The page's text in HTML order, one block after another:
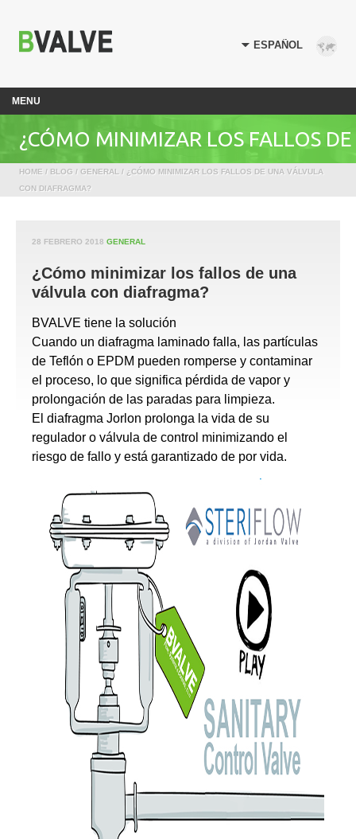
MENU
¿CÓMO MINIMIZAR LOS FALLOS DE
UNA VÁLVULA CON DIAFRAGMA?
HOME / BLOG / GENERAL
/ ¿CÓMO MINIMIZAR LOS FALLOS DE UNA VÁLVULA
CON DIAFRAGMA?
28 FEBRERO 2018 GENERAL
¿Cómo minimizar los fallos de una
válvula con diafragma?
BVALVE tiene la solución
Cuando un diafragma laminado falla, las partículas
de Teflón o EPDM pueden romperse y contaminar
el proceso, lo que significa pérdida de vapor y
prolongación de las paradas para limpieza.
El diafragma Jorlon prolonga la vida de su
regulador o válvula de control minimizando el
riesgo de fallo y está garantizado de por vida.